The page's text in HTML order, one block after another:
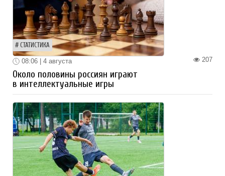
СТАТИСТИКА
207
08:06 | 4 августа
Около половины россиян играют
в интеллектуальные игры